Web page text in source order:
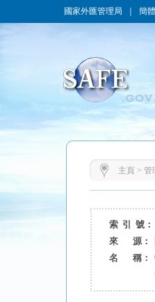
國家外匯管理局 簡
主頁 > 管
索 引 號：
來 源：
名 稱：